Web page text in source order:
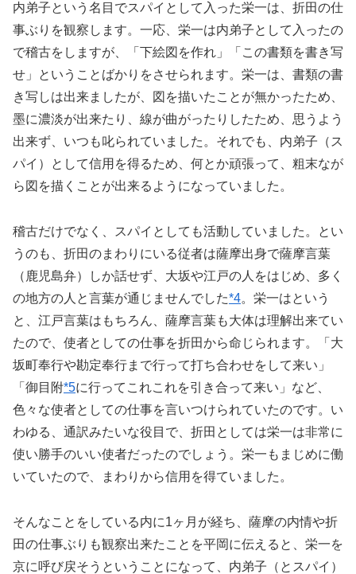
内弟子という名目でスパイとして入った栄一は、折田の仕
事ぶりを観察します。一応、栄一は内弟子として入ったの
で稽古をしますが、「下絵図を作れ」「この書類を書き写
せ」ということばかりをさせられます。栄一は、書類の書
き写しは出来ましたが、図を描いたことが無かったため、
墨に濃淡が出来たり、線が曲がったりしたため、思うよう
出来ず、いつも叱られていました。それでも、内弟子（ス
パイ）として信用を得るため、何とか頑張って、粗末なが
ら図を描くことが出来るようになっていました。
稽古だけでなく、スパイとしても活動していました。とい
うのも、折田のまわりにいる従者は薩摩出身で薩摩言葉
（鹿児島弁）しか話せず、大坂や江戸の人をはじめ、多く
の地方の人と言葉が通じませんでした*4。栄一はという
と、江戸言葉はもちろん、薩摩言葉も大体は理解出来てい
たので、使者としての仕事を折田から命じられます。「大
坂町奉行や勘定奉行まで行って打ち合わせをして来い」
「御目附*5に行ってこれこれを引き合って来い」など、
色々な使者としての仕事を言いつけられていたのです。い
わゆる、通訳みたいな役目で、折田としては栄一は非常に
使い勝手のいい使者だったのでしょう。栄一もまじめに働
いていたので、まわりから信用を得ていました。
そんなことをしている内に1ヶ月が経ち、薩摩の内情や折
田の仕事ぶりも観察出来たことを平岡に伝えると、栄一を
京に呼び戻そうということになって、内弟子（とスパイ）